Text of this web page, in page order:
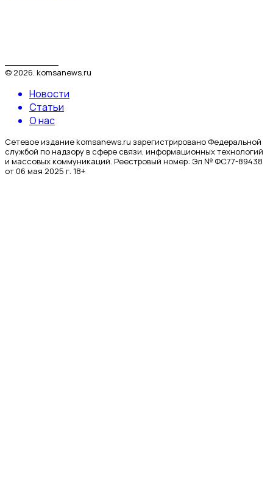
© 2026. komsanews.ru
Новости
Статьи
О нас
Сетевое издание komsanews.ru зарегистрировано Федеральной
службой по надзору в сфере связи, информационных технологий
и массовых коммуникаций. Реестровый номер: Эл № ФС77-89438
от 06 мая 2025 г. 18+